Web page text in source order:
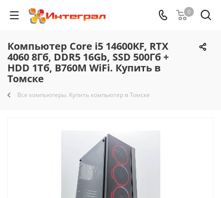
0
Компьютер Core i5 14600KF, RTX
4060 8Гб, DDR5 16Gb, SSD 500Гб +
HDD 1Тб, B760M WiFi. Купить в
Томске
Все компьютеры. Купить компьютер в Томске